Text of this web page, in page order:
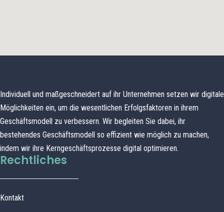
Individuell und maßgeschneidert auf ihr Unternehmen setzen wir digitale
Möglichkeiten ein, um die wesentlichen Erfolgsfaktoren in ihrem
Geschäftsmodell zu verbessern. Wir begleiten Sie dabei, ihr
bestehendes Geschäftsmodell so effizient wie möglich zu machen,
indem wir ihre Kerngeschäftsprozesse digital optimieren.
Rechtliches
Kontakt